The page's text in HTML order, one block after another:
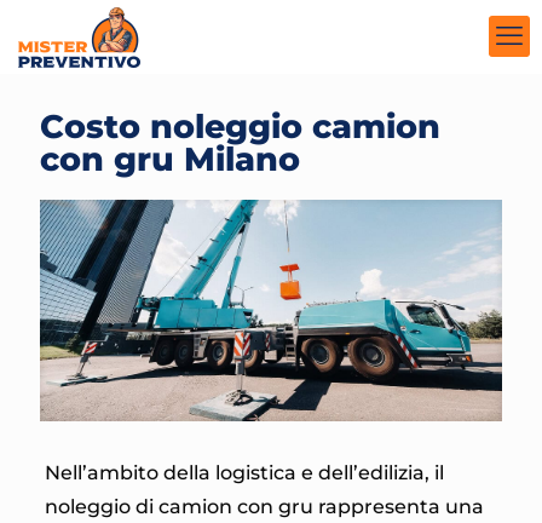
Costo noleggio camion
con gru Milano
Nell’ambito della logistica e dell’edilizia, il
noleggio di camion con gru rappresenta una